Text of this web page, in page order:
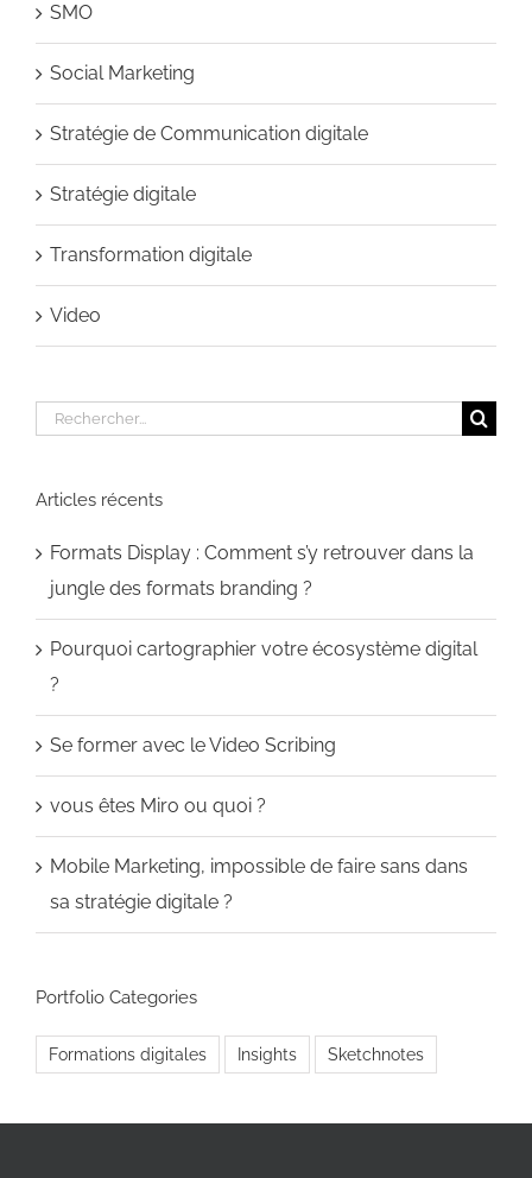
SMO
Social Marketing
Stratégie de Communication digitale
Stratégie digitale
Transformation digitale
Video
Rechercher:
Articles récents
Formats Display : Comment s’y retrouver dans la
jungle des formats branding ?
Pourquoi cartographier votre écosystème digital
?
Se former avec le Video Scribing
vous êtes Miro ou quoi ?
Mobile Marketing, impossible de faire sans dans
sa stratégie digitale ?
Portfolio Categories
Formations digitales Insights Sketchnotes